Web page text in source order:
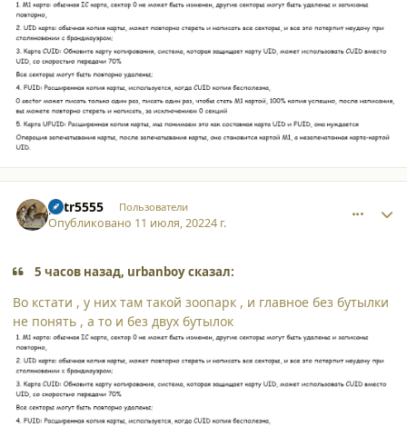
petr5555 Пользователи
Опубликовано 11 июля, 20224 г.
5 часов назад, urbanboy сказал:
Во кстати , у них там такой зоопарк , и главное без бутылки
не понять , а то и без двух бутылок